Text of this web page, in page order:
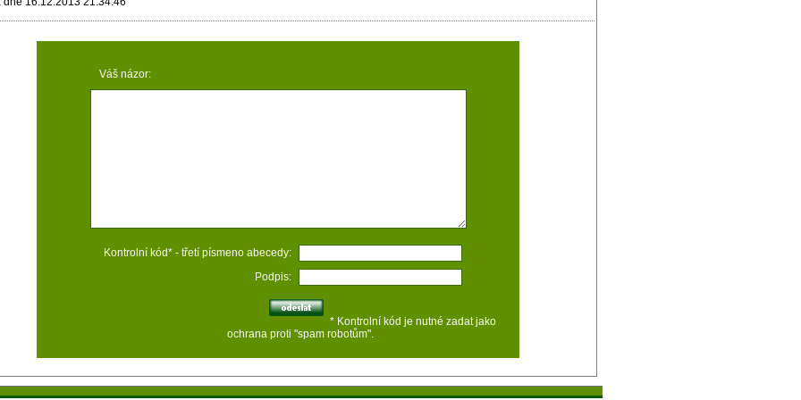
Váš názor:
Kontrolní kód* - třetí písmeno abecedy:
Podpis:
* Kontrolní kód je nutné zadat jako
ochrana proti "spam robotům".